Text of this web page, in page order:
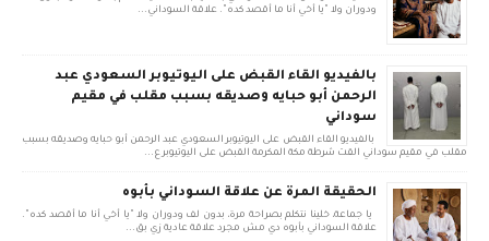
ودوران ولا "يا أخي أنا ما أقصد كده". علاقة السوداني...
بالفيديو القاء القبض على اليوتيوبر السعودي عبد
الرحمن أبو حبايه وصديقه بسبب مقلب في مقيم
سوداني
بالفيديو القاء القبض على اليوتيوبر السعودي عبد الرحمن أبو حبايه وصديقه بسبب
مقلب في مقيم سوداني القت شرطة مكة المكرمة القبض على اليوتيوبر ع...
الحقيقة المرة عن علاقة السوداني بأبوه
يا جماعة، خلينا نتكلم بصراحة مرة، بدون لف ودوران ولا "يا أخي أنا ما أقصد كده".
علاقة السوداني بأبوه دي مش مجرد علاقة عادية زي بق...